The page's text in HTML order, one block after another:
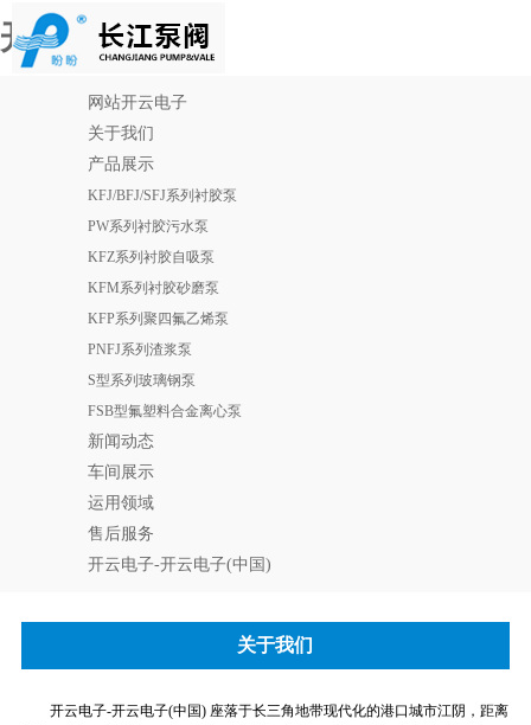
开云电子
网站开云电子
关于我们
产品展示
KFJ/BFJ/SFJ系列衬胶泵
PW系列衬胶污水泵
KFZ系列衬胶自吸泵
KFM系列衬胶砂磨泵
KFP系列聚四氟乙烯泵
PNFJ系列渣浆泵
S型系列玻璃钢泵
FSB型氟塑料合金离心泵
新闻动态
车间展示
运用领域
售后服务
开云电子-开云电子(中国)
关于我们
开云电子-开云电子(中国) 座落于长三角地带现代化的港口城市江阴，距离